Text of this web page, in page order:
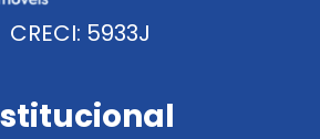
CRECI: 5933J